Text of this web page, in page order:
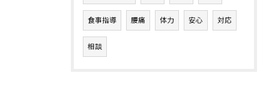
食事指導 腰痛 体力 安心 対応
相談